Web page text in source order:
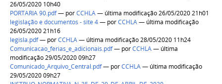
26/05/2020 10h40
PORTARIA 90.pdf— porCCHLA— última modificação 26/05/2020 21h01
legislação e documentos - site 4— porCCHLA— última modificação
26/05/2020 21h16
legisla.pdf— porCCHLA— última modificação 28/05/2020 11h24
Comunicacao_ferias_e_adicionais.pdf— porCCHLA— última
modificação 29/05/2020 09h27
Comunicado_Arquivo_Central.pdf— porCCHLA— última modificação
29/05/2020 09h27